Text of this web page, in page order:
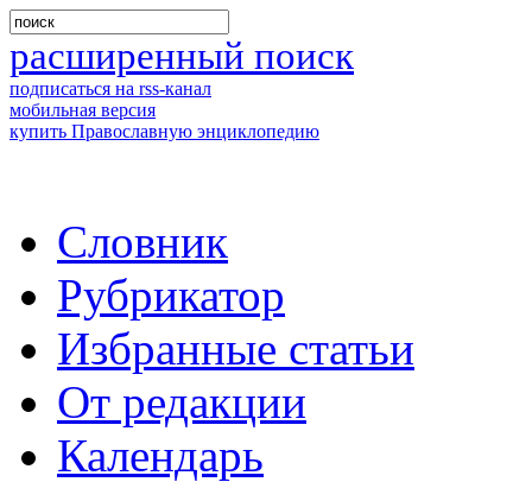
расширенный поиск
подписаться на rss-канал
мобильная версия
купить Православную энциклопедию
Словник
Рубрикатор
Избранные статьи
От редакции
Календарь